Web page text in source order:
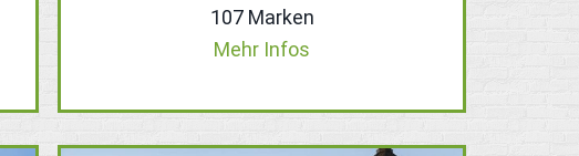
107 Marken
Mehr Infos